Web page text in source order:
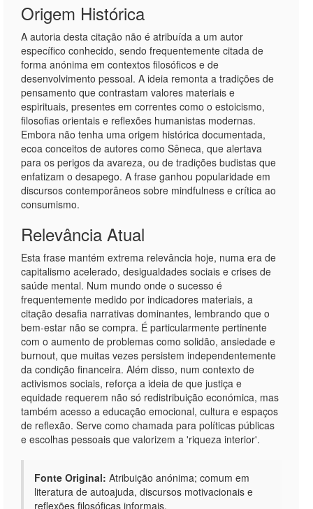
Origem Histórica
A autoria desta citação não é atribuída a um autor
específico conhecido, sendo frequentemente citada de
forma anónima em contextos filosóficos e de
desenvolvimento pessoal. A ideia remonta a tradições de
pensamento que contrastam valores materiais e
espirituais, presentes em correntes como o estoicismo,
filosofias orientais e reflexões humanistas modernas.
Embora não tenha uma origem histórica documentada,
ecoa conceitos de autores como Sêneca, que alertava
para os perigos da avareza, ou de tradições budistas que
enfatizam o desapego. A frase ganhou popularidade em
discursos contemporâneos sobre mindfulness e crítica ao
consumismo.
Relevância Atual
Esta frase mantém extrema relevância hoje, numa era de
capitalismo acelerado, desigualdades sociais e crises de
saúde mental. Num mundo onde o sucesso é
frequentemente medido por indicadores materiais, a
citação desafia narrativas dominantes, lembrando que o
bem-estar não se compra. É particularmente pertinente
com o aumento de problemas como solidão, ansiedade e
burnout, que muitas vezes persistem independentemente
da condição financeira. Além disso, num contexto de
activismos sociais, reforça a ideia de que justiça e
equidade requerem não só redistribuição económica, mas
também acesso a educação emocional, cultura e espaços
de reflexão. Serve como chamada para políticas públicas
e escolhas pessoais que valorizem a 'riqueza interior'.
Fonte Original: Atribuição anónima; comum em
literatura de autoajuda, discursos motivacionais e
reflexões filosóficas informais.